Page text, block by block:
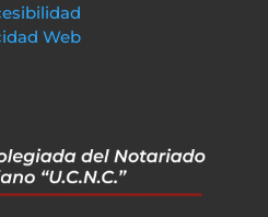
Web